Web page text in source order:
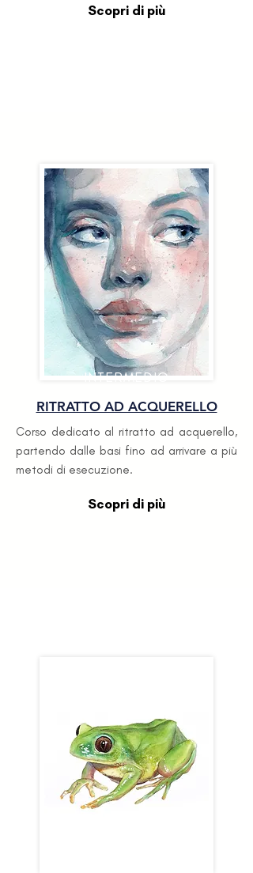
Scopri di più
INTERMEDIO
RITRATTO AD ACQUERELLO
Corso dedicato al ritratto ad acquerello,
partendo dalle basi fino ad arrivare a più
metodi di esecuzione.
Scopri di più